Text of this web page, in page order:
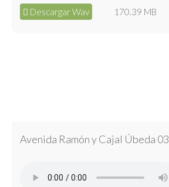
Descargar Wav 170.39 MB
Avenida Ramón y Cajal Úbeda 03